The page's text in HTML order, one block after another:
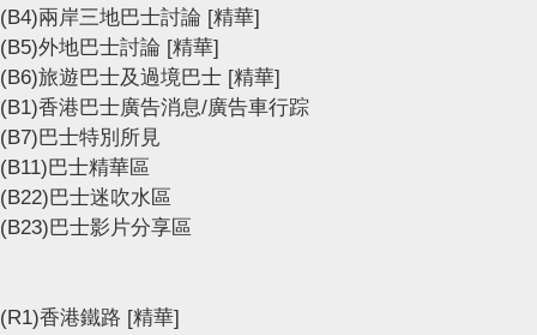
(B4)兩岸三地巴士討論 [精華]
(B5)外地巴士討論 [精華]
(B6)旅遊巴士及過境巴士 [精華]
(B1)香港巴士廣告消息/廣告車行踪
(B7)巴士特別所見
(B11)巴士精華區
(B22)巴士迷吹水區
(B23)巴士影片分享區
(R1)香港鐵路 [精華]